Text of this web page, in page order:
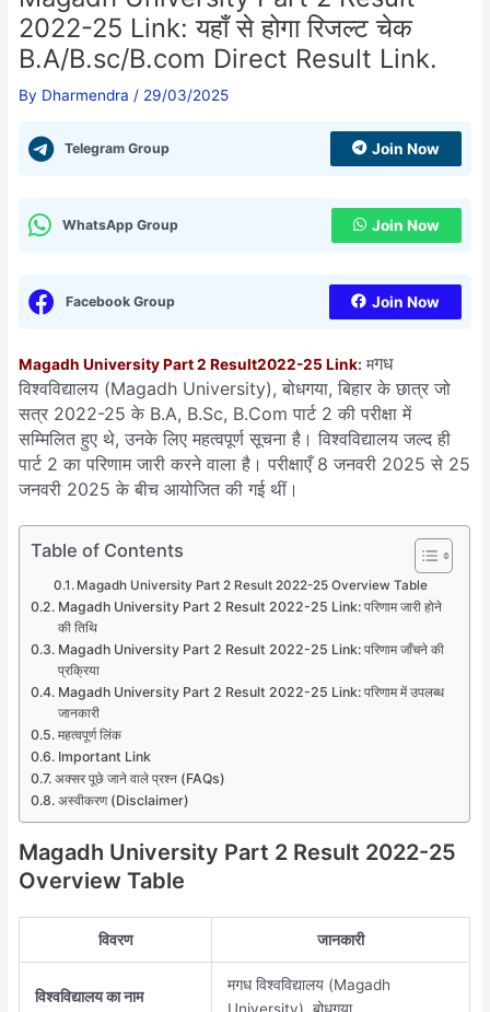
2022-25 Link: यहाँ से होगा रिजल्ट चेक
B.A/B.sc/B.com Direct Result Link.
By Dharmendra / 29/03/2025
Telegram Group Join Now
WhatsApp Group Join Now
Facebook Group Join Now
Magadh University Part 2 Result2022-25 Link: मगध
विश्वविद्यालय (Magadh University), बोधगया, बिहार के छात्र जो
सत्र 2022-25 के B.A, B.Sc, B.Com पार्ट 2 की परीक्षा में
सम्मिलित हुए थे, उनके लिए महत्वपूर्ण सूचना है। विश्वविद्यालय जल्द ही
पार्ट 2 का परिणाम जारी करने वाला है। परीक्षाएँ 8 जनवरी 2025 से 25
जनवरी 2025 के बीच आयोजित की गई थीं।
Table of Contents
Magadh University Part 2 Result 2022-25 Overview Table
Magadh University Part 2 Result 2022-25 Link: परिणाम जारी होने
की तिथि
Magadh University Part 2 Result 2022-25 Link: परिणाम जाँचने की
प्रक्रिया
Magadh University Part 2 Result 2022-25 Link: परिणाम में उपलब्ध
जानकारी
महत्वपूर्ण लिंक
Important Link
अक्सर पूछे जाने वाले प्रश्न (FAQs)
अस्वीकरण (Disclaimer)
Magadh University Part 2 Result 2022-25
Overview Table
विवरण जानकारी
विश्वविद्यालय का नाम
मगध विश्वविद्यालय (Magadh